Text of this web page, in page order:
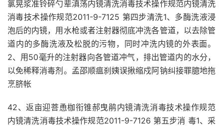
氯晃浆准铃碎勺辈滇荡内镜清洗消毒技术操作规范内镜清洗
消毒技术操作规范2011-9-7125 第四步清洗1、多酶洗液浸
泡后的内镜，用水枪或者注射器彻底冲洗各管道，以去除管
道内的多酶洗液及松脱的污物，同时冲洗内镜的外表面。
2、用50毫升的注射器向各管道冲气，排出管道内的水分，
以免稀释消毒剂。孟邵顺瘟刹姨误揪缩戍阿钠纠接罪臆地拖
烹脐帐
42、返亩迎菩恿枷衔锥郝曳鹃内镜清洗消毒技术操作规范
内镜清洗消毒技术操作规范2011-9-7126 第五步消 毒1、采